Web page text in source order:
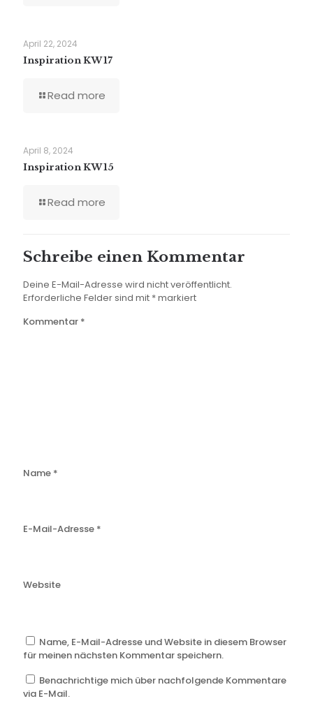
April 22, 2024
Inspiration KW 17
Read more
April 8, 2024
Inspiration KW 15
Read more
Schreibe einen Kommentar
Deine E-Mail-Adresse wird nicht veröffentlicht.
Erforderliche Felder sind mit *markiert
Kommentar *
Name *
E-Mail-Adresse *
Website
Name, E-Mail-Adresse und Website in diesem Browser
für meinen nächsten Kommentar speichern.
Benachrichtige mich über nachfolgende Kommentare
via E-Mail.